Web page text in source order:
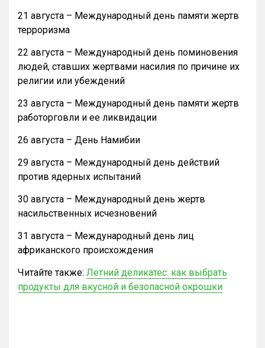
21 августа – Международный день памяти жертв
терроризма
22 августа – Международный день поминовения
людей, ставших жертвами насилия по причине их
религии или убеждений
23 августа – Международный день памяти жертв
работорговли и ее ликвидации
26 августа – День Намибии
29 августа – Международный день действий
против ядерных испытаний
30 августа – Международный день жертв
насильственных исчезновений
31 августа – Международный день лиц
африканского происхождения
Читайте также: Летний деликатес: как выбрать
продукты для вкусной и безопасной окрошки